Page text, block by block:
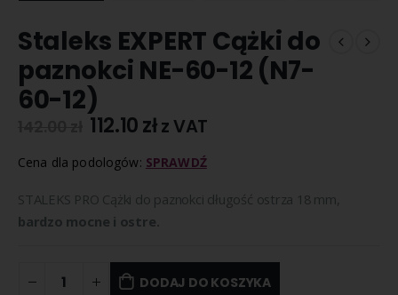
Staleks EXPERT Cążki do
paznokci NE-60-12 (N7-
60-12)
112.10zł z VAT
Cena dla podologów: SPRAWDŹ
STALEKS PRO Cążki do paznokci długość ostrza 18 mm,
bardzo mocne i ostre.
DODAJ DO KOSZYKA